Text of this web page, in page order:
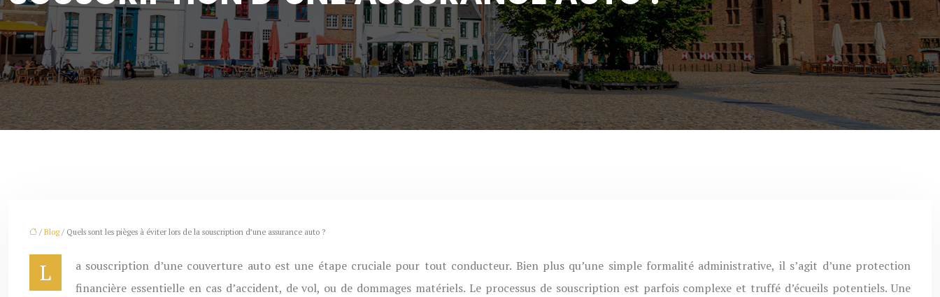
/ Blog/ Quels sont les pièges à éviter lors de la souscription d’une assurance auto ?
La souscription d’une couverture auto est une étape cruciale pour tout conducteur. Bien plus qu’une simple formalité administrative, il s’agit d’une protection
financière essentielle en cas d’accident, de vol, ou de dommages matériels. Le processus de souscription est parfois complexe et truffé d’écueils potentiels. Une